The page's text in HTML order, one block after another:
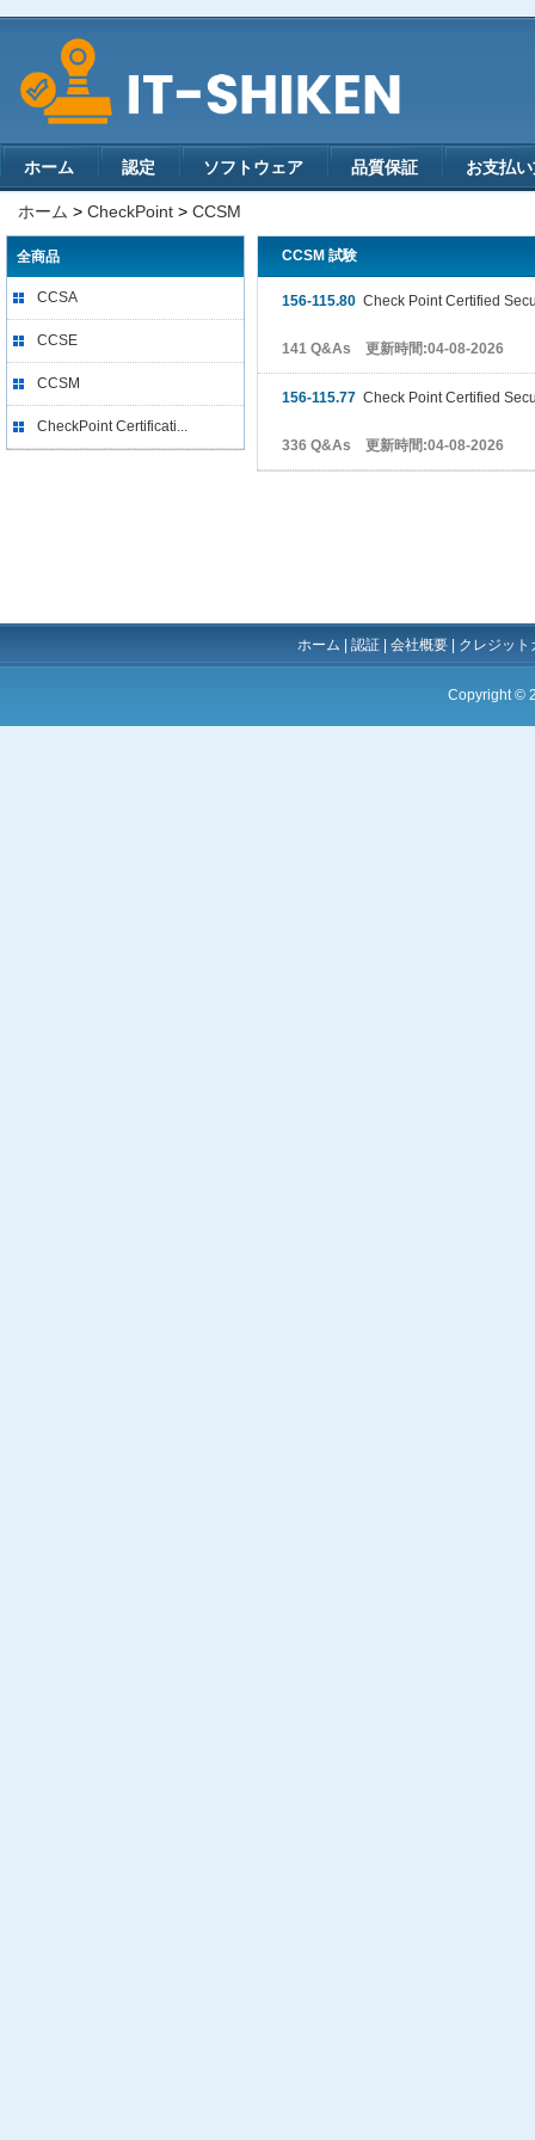
ホーム 認定 ソフトウェア 品質保証 お支払
ホーム > CheckPoint > CCSM
全商品
CCSA
CCSE
CCSM
CheckPoint Certificati...
CCSM 試験
156-115.80 Check Point Certified
141 Q&As 更新時間:04-08-2026
156-115.77 Check Point Certified
336 Q&As 更新時間:04-08-2026
ホーム 認証 会社概要 クレジッ
Copyright ©